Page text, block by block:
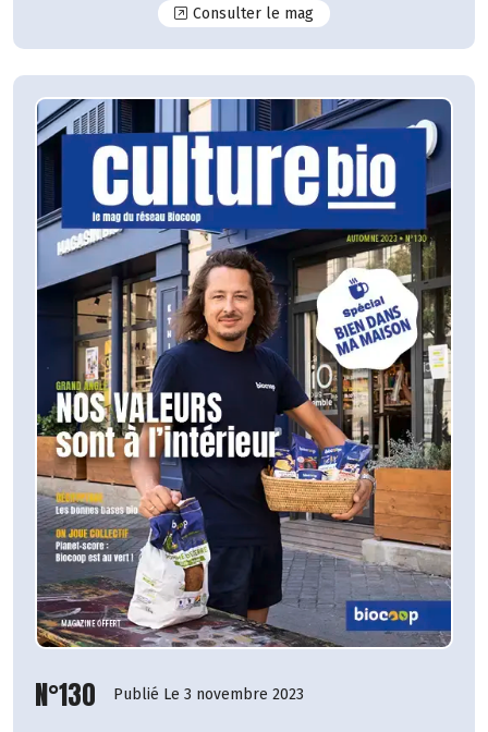
Consulter le magN°131
N°130 Publié Le 3 novembre 2023